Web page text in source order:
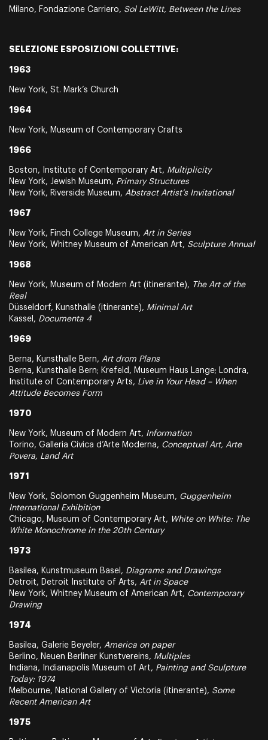
Milano, Fondazione Carriero, Sol LeWitt, Between the Lines
SELEZIONE ESPOSIZIONI COLLETTIVE:
1963
New York, St. Mark’s Church
1964
New York, Museum of Contemporary Crafts
1966
Boston, Institute of Contemporary Art, Multiplicity
New York, Jewish Museum, Primary Structures
New York, Riverside Museum, Abstract Artist’s Invitational
1967
New York, Finch College Museum, Art in Series
New York, Whitney Museum of American Art, Sculpture Annual
1968
New York, Museum of Modern Art (itinerante), The Art of the
Real
Düsseldorf, Kunsthalle (itinerante), Minimal Art
Kassel, Documenta 4
1969
Berna, Kunsthalle Bern, Art drom Plans
Berna, Kunsthalle Bern; Krefeld, Museum Haus Lange; Londra,
Institute of Contemporary Arts, Live in Your Head – When
Attitude Becomes Form
1970
New York, Museum of Modern Art, Information
Torino, Galleria Civica d’Arte Moderna, Conceptual Art, Arte
Povera, Land Art
1971
New York, Solomon Guggenheim Museum, Guggenheim
International Exhibition
Chicago, Museum of Contemporary Art,
White on White: The
White Monochrome in the 20th Century
1973
Basilea, Kunstmuseum Basel, Diagrams and Drawings
Detroit, Detroit Institute of Arts, Art in Space
New York, Whitney Museum of American Art, Contemporary
Drawing
1974
Basilea, Galerie Beyeler, America on paper
Berlino, Neuen Berliner Kunstvereins, Multiples
Indiana, Indianapolis Museum of Art, Painting and Sculpture
Today: 1974
Melbourne, National Gallery of Victoria (itinerante), Some
Recent American Art
1975